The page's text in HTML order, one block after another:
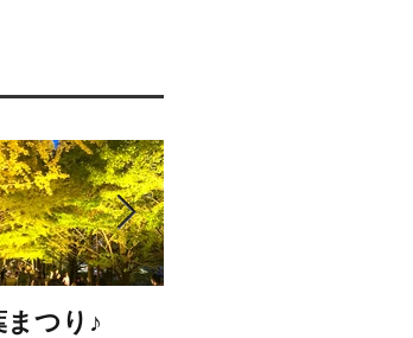
つり♪